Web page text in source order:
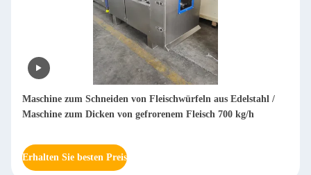
Gefrorene Fleischmaschine für den Handel / Würfelmaschine
für Fleischstücke aus Edelstahl 304
Erhalten Sie besten Preis